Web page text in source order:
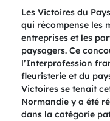
Les Victoires du
qui récompense les
entreprises et les
paysagers. Ce
l’Interprofession
fleuristerie et du
Victoires se tenait
Normandie y a été
dans la catégorie